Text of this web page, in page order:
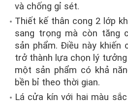
và chống gỉ sét.
Thiết kế thân cong 2 lớp
sang trọng mà còn tăng
sản phẩm. Điều này khiến
trở thành lựa chọn lý
một sản phẩm có khả
bền bỉ theo thời gian.
Lá cửa kín với hai màu